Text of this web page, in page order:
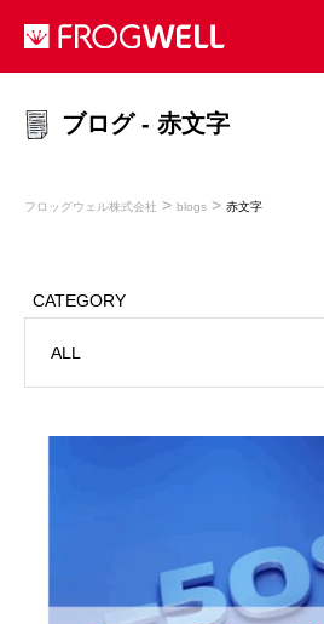
ブログ - 赤文字
フロッグウェル株式会社 > blogs > 赤文字
CATEGORY